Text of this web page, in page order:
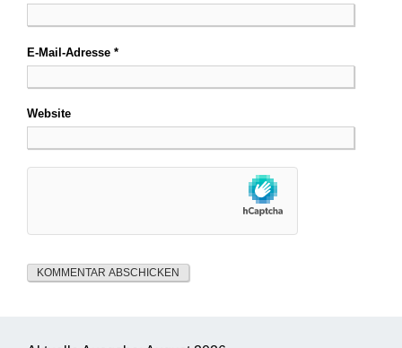
E-Mail-Adresse *
Website